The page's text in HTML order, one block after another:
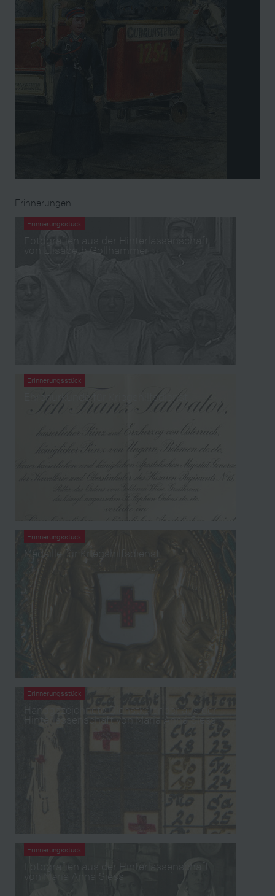
Erinnerungen
Erinnerungsstück
Fotografien aus der Hinterlassenschaft
von Elisabeth Gollhammer
Erinnerungsstück
Ehrenurkunde für Kriegshilfsdienst
Erinnerungsstück
Medaille für Kriegshilfsdienst
Erinnerungsstück
Handgezeichnete Dienstkalender aus der
Hinterlassenschaft von Maria Anna Siess
Erinnerungsstück
Fotografien aus der Hinterlassenschaft
von Maria Anna Siess